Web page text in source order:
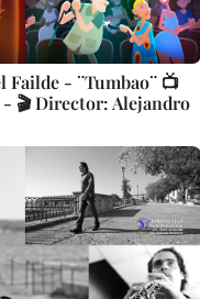
Failde - ¨Tumbao¨ 📺
🎬 Director: Alejandro